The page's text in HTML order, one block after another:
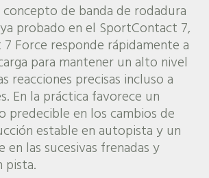
concepto de banda de rodadura
probado en el SportContact 7,
Force responde rápidamente a
para mantener un alto nivel
reacciones precisas incluso a
En la práctica favorece un
predecible en los cambios de
estable en autopista y un
en las sucesivas frenadas y
pista.